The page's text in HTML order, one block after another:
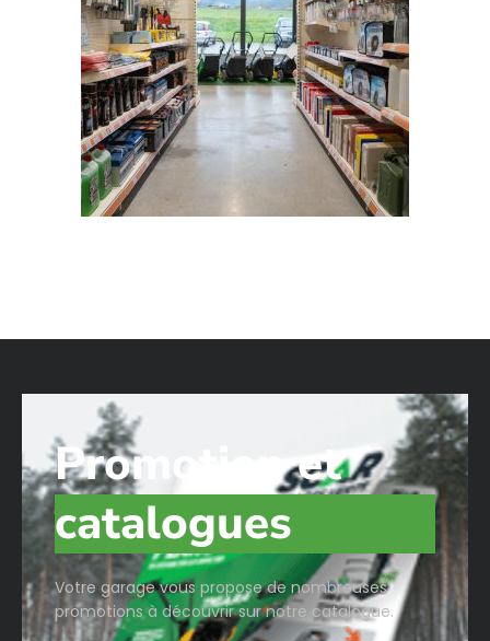
Promotion et
catalogues
Votre garage vous propose de nombreuses
promotions à découvrir sur notre catalogue.